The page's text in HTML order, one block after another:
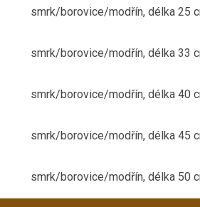
smrk/borovice/modřín, délka 25
smrk/borovice/modřín, délka 33
smrk/borovice/modřín, délka 40
smrk/borovice/modřín, délka 45
smrk/borovice/modřín, délka 50